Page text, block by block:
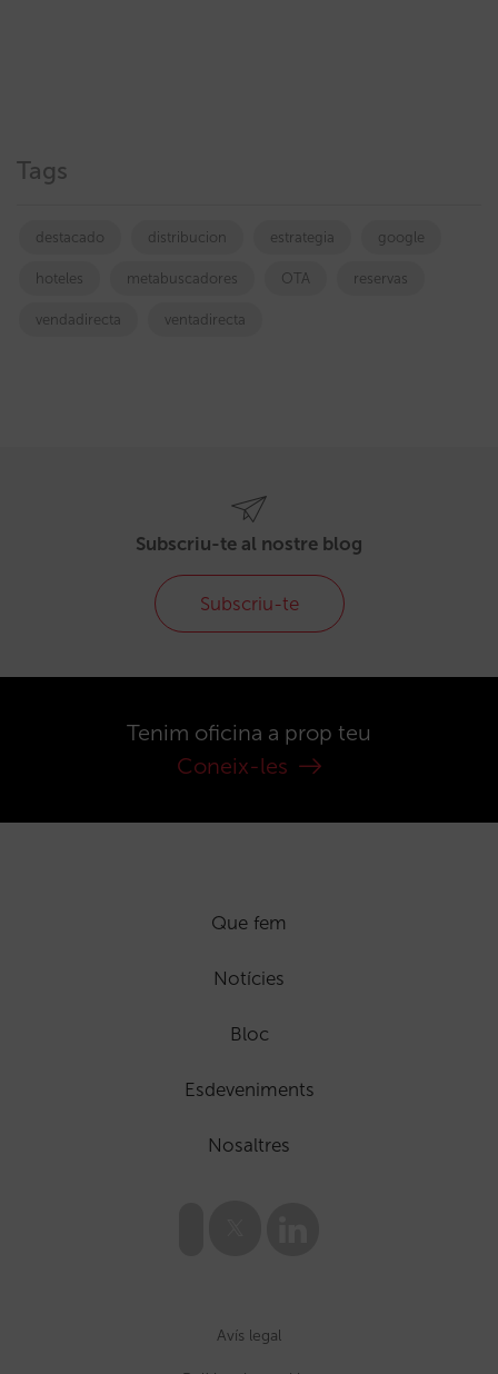
Tags
destacado distribucion estrategia google
hoteles metabuscadores OTA reservas
vendadirecta ventadirecta
Subscriu-te al nostre blog
Subscriu-te
Tenim oficina a prop teu
Coneix-les
Que fem
Notícies
Bloc
Esdeveniments
Nosaltres
Avís legal